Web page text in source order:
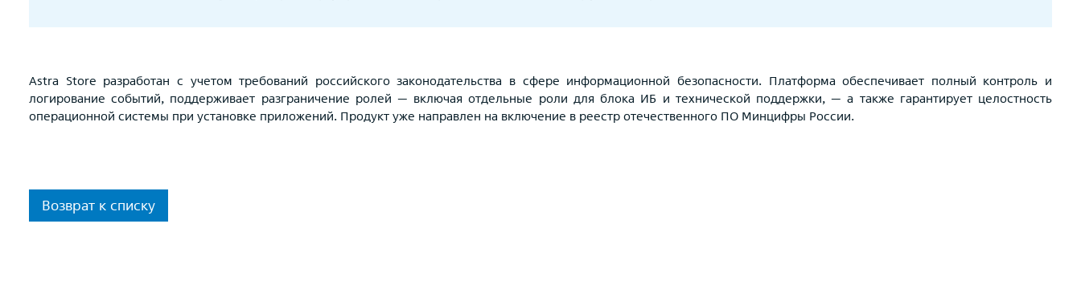
Astra Store разработан с учетом требований российского законодательства в сфере информационной безопасности. Платформа обеспечивает полный контроль и
логирование событий, поддерживает разграничение ролей — включая отдельные роли для блока ИБ и технической поддержки, — а также гарантирует целостность
операционной системы при установке приложений. Продукт уже направлен на включение в реестр отечественного ПО Минцифры России.
Возврат к списку